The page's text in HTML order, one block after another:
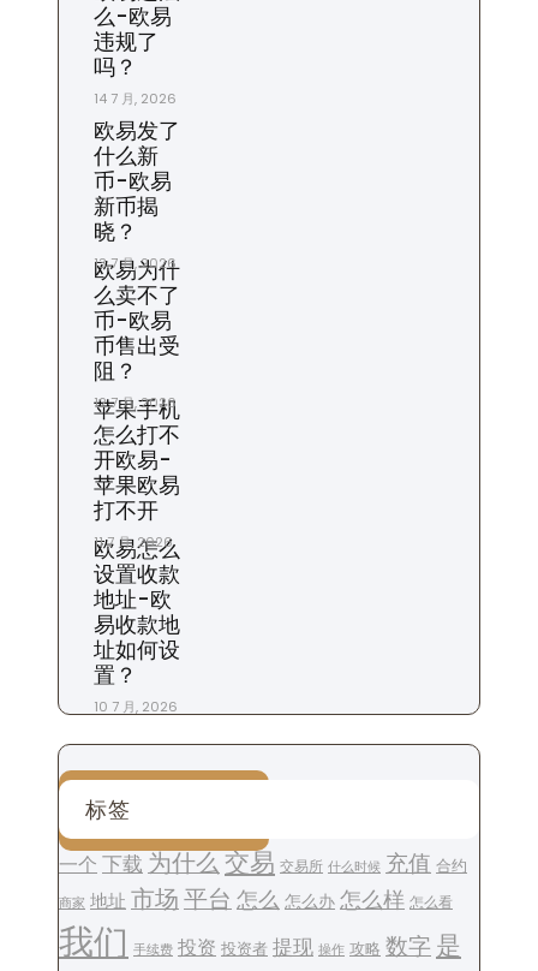
么-欧易
违规了
吗？
14 7 月, 2026
欧易发了
什么新
币-欧易
新币揭
晓？
13 7 月, 2026
欧易为什
么卖不了
币-欧易
币售出受
阻？
12 7 月, 2026
苹果手机
怎么打不
开欧易-
苹果欧易
打不开
11 7 月, 2026
欧易怎么
设置收款
地址-欧
易收款地
址如何设
置？
10 7 月, 2026
标签
一个 下载 为什么 交易 交易所 什么时候 充值 合约
商家 地址 市场 平台 怎么 怎么办 怎么样 怎么看
我们 手续费 投资 投资者 提现 操作 攻略 数字 是